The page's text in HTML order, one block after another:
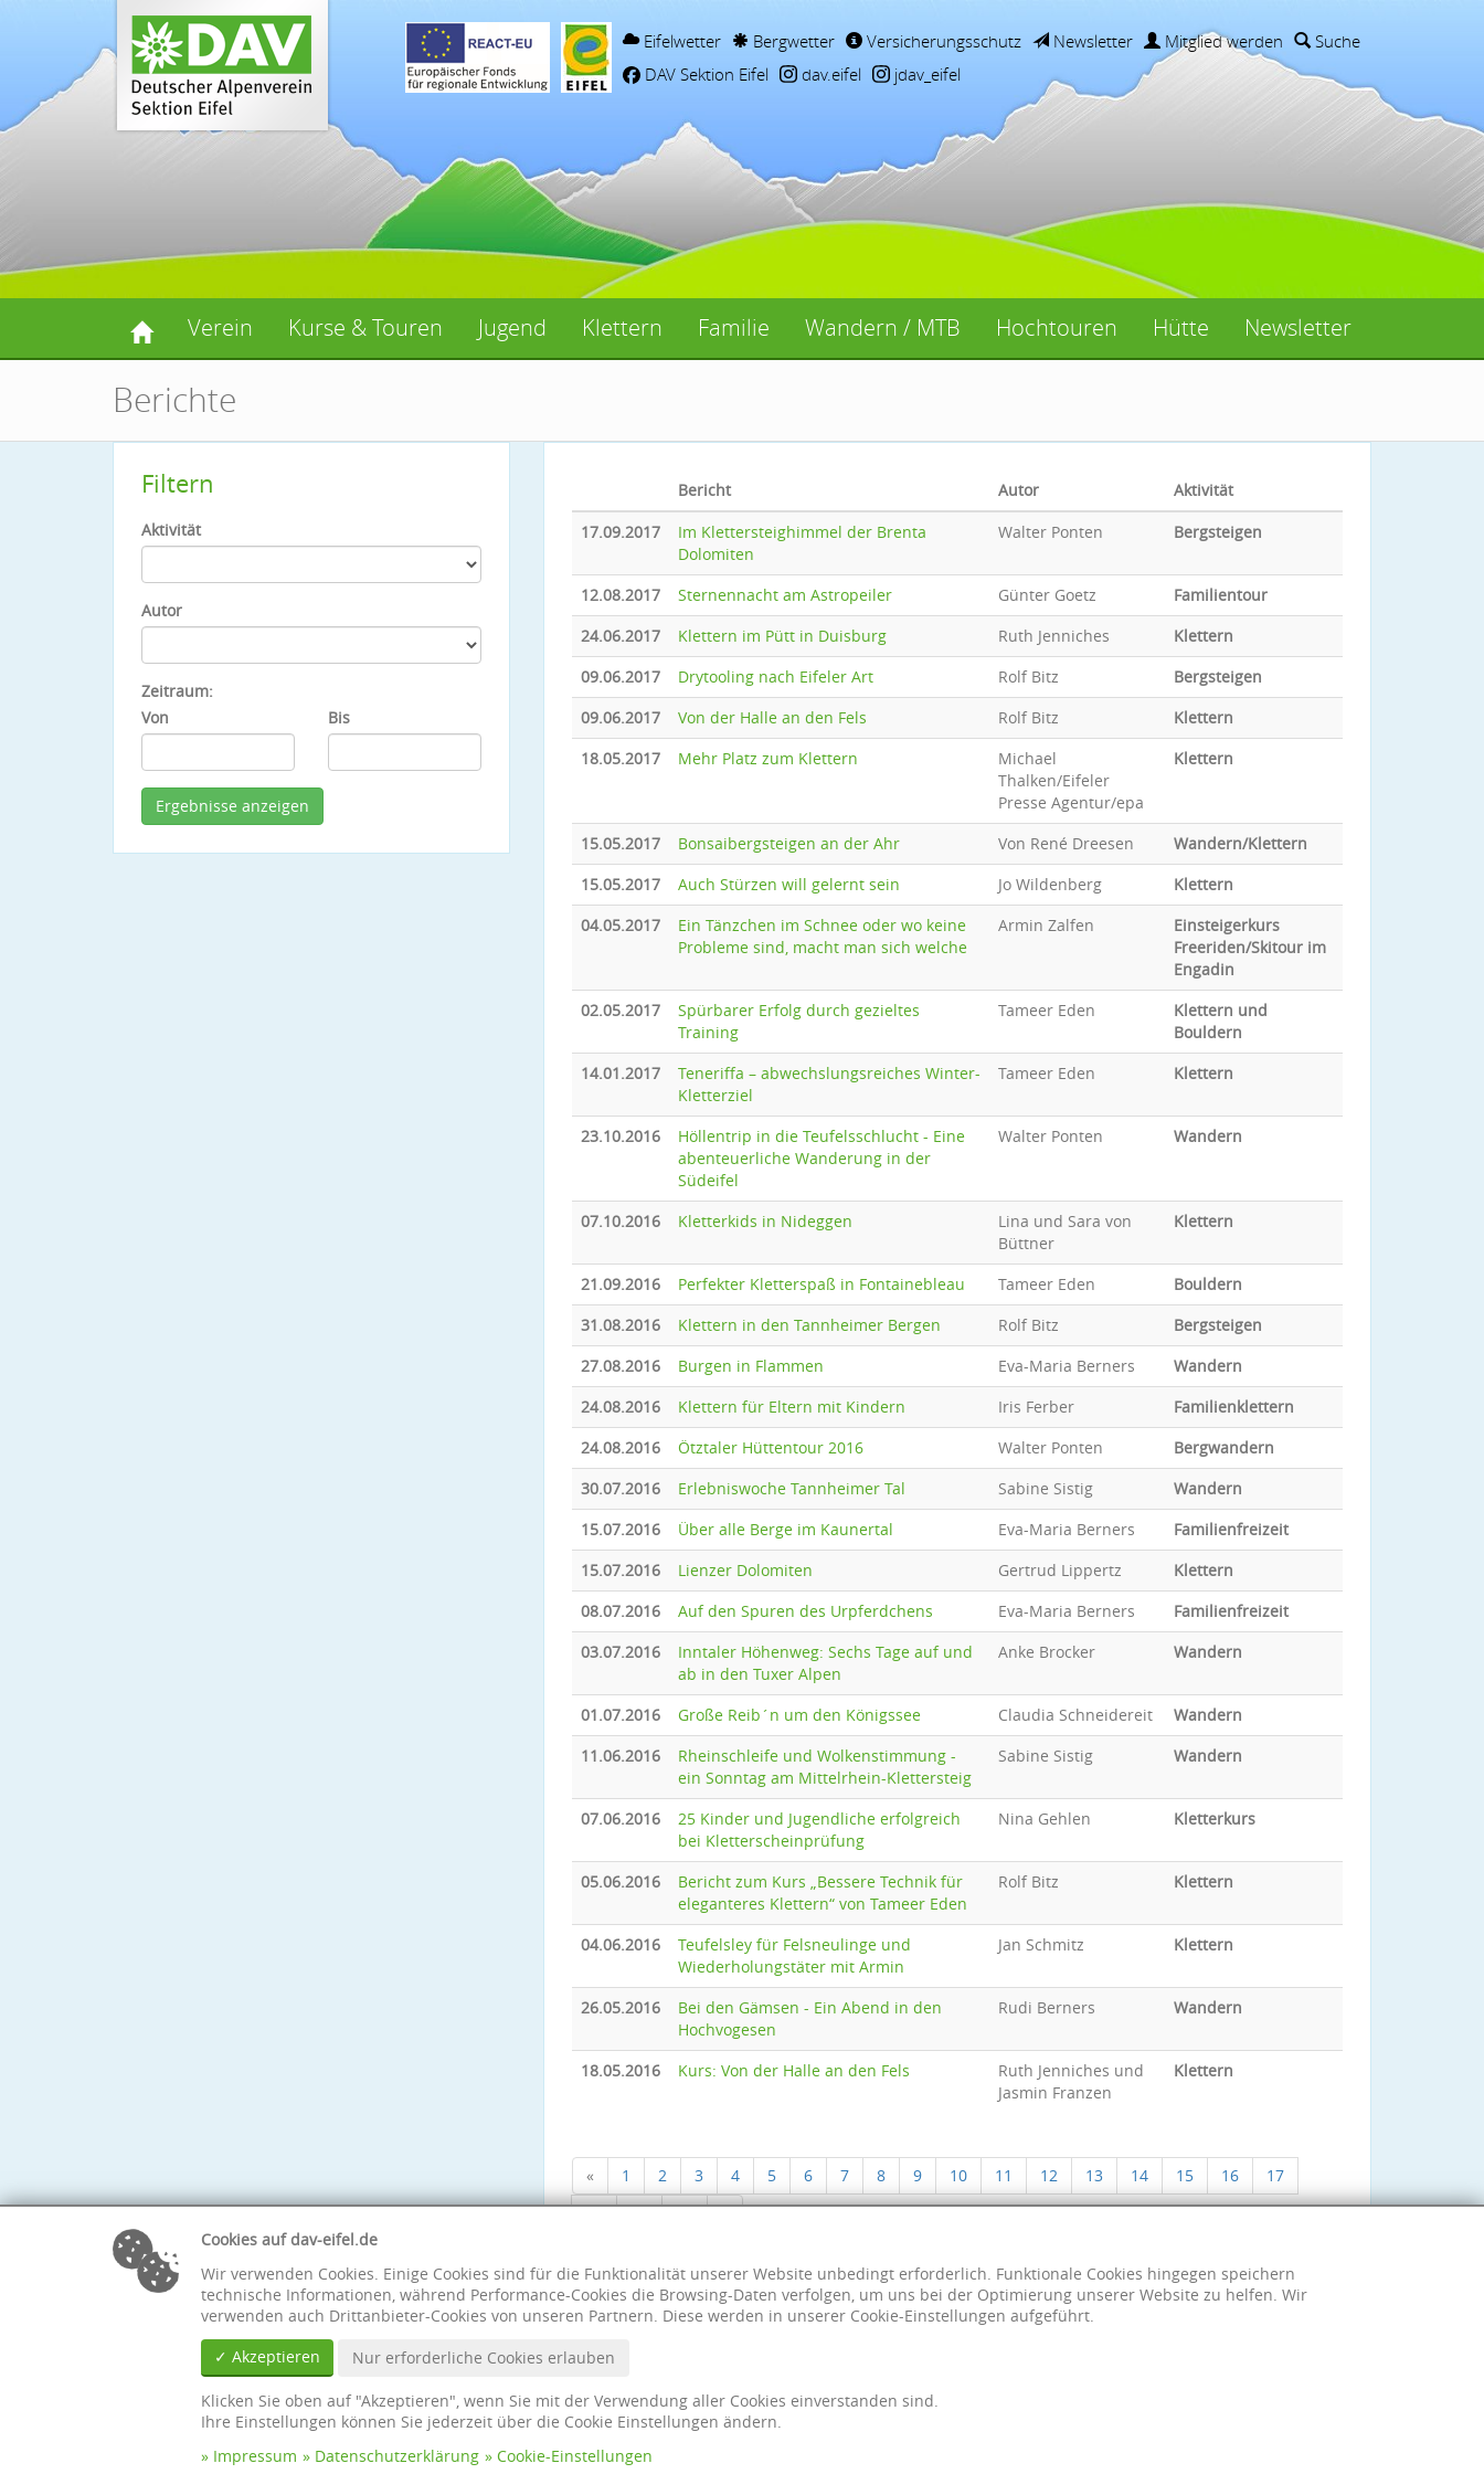
Eifelwetter Bergwetter Versicherungsschutz Newsletter Mitglied werden
Suche
DAV Sektion Eifel
dav.eifel jdav_eifel
Verein Kurse & Touren Jugend Klettern Familie Wandern / MTB Hochtouren Hütte Newsletter
Berichte
Filtern
Aktivität
Autor
Zeitraum:
Von
Bis
Bericht Autor
Aktivität
17.09.2017
Im Klettersteighimmel der Brenta
Dolomiten
Walter Ponten Bergsteigen
12.08.2017 Sternennacht am Astropeiler Günter Goetz
Familientour
24.06.2017
Klettern im Pütt in Duisburg Ruth Jenniches
Klettern
09.06.2017
Drytooling nach Eifeler Art Rolf Bitz
Bergsteigen
09.06.2017
Von der Halle an den Fels Rolf Bitz
Klettern
18.05.2017
Mehr Platz zum Klettern
Michael
Thalken/Eifeler
Presse Agentur/epa
Klettern
15.05.2017 Bonsaibergsteigen an der Ahr Von René Dreesen
Wandern/Klettern
15.05.2017
Auch Stürzen will gelernt sein Jo Wildenberg
Klettern
04.05.2017
Ein Tänzchen im Schnee oder wo keine
Probleme sind, macht man sich welche
Armin Zalfen
Einsteigerkurs
Freeriden/Skitour im
Engadin
02.05.2017
Spürbarer Erfolg durch gezieltes
Training
Tameer Eden
Klettern und
Bouldern
14.01.2017
Teneriffa – abwechslungsreiches Winter-
Kletterziel
Tameer Eden Klettern
23.10.2016
Höllentrip in die Teufelsschlucht - Eine
abenteuerliche Wanderung in der
Südeifel
Walter Ponten Wandern
07.10.2016 Kletterkids in Nideggen
Lina und Sara von
Büttner
Klettern
21.09.2016 Perfekter Kletterspaß in Fontainebleau Tameer Eden
Bouldern
31.08.2016
Klettern in den Tannheimer Bergen Rolf Bitz
Bergsteigen
27.08.2016
Burgen in Flammen Eva-Maria Berners
Wandern
24.08.2016
Klettern für Eltern mit Kindern Iris Ferber
Familienklettern
24.08.2016
Ötztaler Hüttentour 2016 Walter Ponten
Bergwandern
30.07.2016
Erlebniswoche Tannheimer Tal Sabine Sistig
Wandern
15.07.2016
Über alle Berge im Kaunertal Eva-Maria Berners
Familienfreizeit
15.07.2016
Lienzer Dolomiten Gertrud Lippertz
Klettern
08.07.2016
Auf den Spuren des Urpferdchens Eva-Maria Berners
Familienfreizeit
03.07.2016
Inntaler Höhenweg: Sechs Tage auf und
ab in den Tuxer Alpen
Anke Brocker Wandern
01.07.2016 Große Reib´n um den Königssee Claudia Schneidereit
Wandern
11.06.2016
Rheinschleife und Wolkenstimmung -
ein Sonntag am Mittelrhein-Klettersteig
Sabine Sistig Wandern
07.06.2016
25 Kinder und Jugendliche erfolgreich
bei Kletterscheinprüfung
Nina Gehlen Kletterkurs
05.06.2016
Bericht zum Kurs „Bessere Technik für
eleganteres Klettern“ von Tameer Eden
Rolf Bitz Klettern
04.06.2016
Teufelsley für Felsneulinge und
Wiederholungstäter mit Armin
Jan Schmitz Klettern
26.05.2016
Bei den Gämsen - Ein Abend in den
Hochvogesen
Rudi Berners Wandern
18.05.2016 Kurs: Von der Halle an den Fels
Ruth Jenniches und
Jasmin Franzen
Klettern
« 1 2 3 4 5 6 7 8 9 10 11 12 13 14 15 16
17
18
19 20 »
Cookies auf dav-eifel.de
Wir verwenden Cookies. Einige Cookies sind für die Funktionalität unserer Website unbedingt erforderlich. Funktionale Cookies hingegen speichern
technische Informationen, während Performance-Cookies die Browsing-Daten verfolgen, um uns bei der Optimierung unserer Website zu helfen. Wir
verwenden auch Drittanbieter-Cookies von unseren Partnern. Diese werden in unserer Cookie-Einstellungen aufgeführt.
✓ Akzeptieren
Nur erforderliche Cookies erlauben
Klicken Sie oben auf "Akzeptieren", wenn Sie mit der Verwendung aller Cookies einverstanden sind.
Ihre Einstellungen können Sie jederzeit über die Cookie Einstellungen ändern.
Impressum
Datenschutzerklärung Cookie-Einstellungen